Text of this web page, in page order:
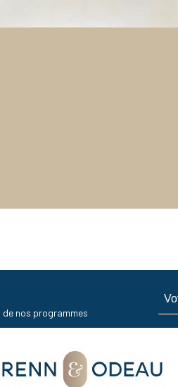
nos programmes